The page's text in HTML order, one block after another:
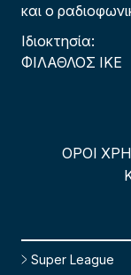
και ο
Ιδιοκτησία:
ΦΙΛΑΘΛΟΣ ΙΚΕ
ΟΡΟΙ
Super League